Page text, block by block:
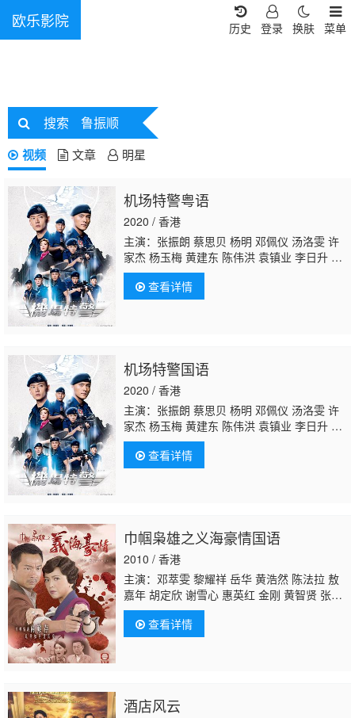
欧乐影院 菜单
换肤
登录
历史
搜索 鲁振顺
视频 文章 明星
机场特警粤语
2020 / 香港
主演：张振朗 蔡思贝 杨明 邓佩仪 汤洛雯 许
家杰 杨玉梅 黄建东 陈伟洪 袁镇业 李日升 叶
凯茵 苏恩磁 关礼杰 潘志文
梓轩 吴家乐 黎振烨 朱敏瀚 杨证桦 冼灏英 何
启南 姚亦澧 崔锦棠 赵乐贤 蔡国威 李善恒 刘
云 杨家宝 林宥乔 曾健明 李丽霞 郑咏谦 方绍
聪 郑健乐 岑杏贤 庄思明 李漫芬 潘冠霖 李兴
华 唐嘉麟 郭千瑜 周丽欣 莫伟文 吴
查看详情
机场特警国语
2020 / 香港
主演：张振朗 蔡思贝 杨明 邓佩仪 汤洛雯 许
家杰 杨玉梅 黄建东 陈伟洪 袁镇业 李日升 叶
凯茵 苏恩磁 关礼杰 潘志文
梓轩 吴家乐 黎振烨 朱敏瀚 杨证桦 冼灏英 何
启南 姚亦澧 崔锦棠 赵乐贤 蔡国威 李善恒 刘
云 杨家宝 林宥乔 曾健明 李丽霞 郑咏谦 方绍
聪 郑健乐 岑杏贤 庄思明 李漫芬 潘冠霖 李兴
华 唐嘉麟 郭千瑜 周丽欣 莫伟文 吴
查看详情
巾帼枭雄之义海豪情国语
2010 / 香港
主演：邓萃雯 黎耀祥 岳华 黄浩然 陈法拉 敖
嘉年 胡定欣 谢雪心 惠英红 金刚 黄智贤 张松
枝鲁振顺姚莹莹 江美仪 麦长青 马海伦
查看详情
酒店风云